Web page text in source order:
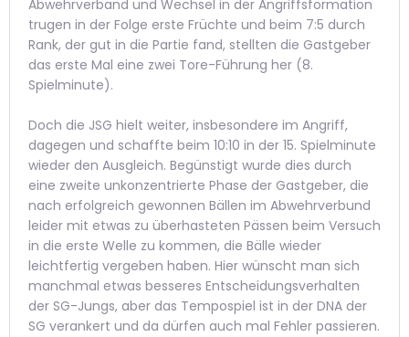
Abwehrverband und Wechsel in der Angriffsformation
trugen in der Folge erste Früchte und beim 7:5 durch
Rank, der gut in die Partie fand, stellten die Gastgeber
das erste Mal eine zwei Tore-Führung her (8.
Spielminute).
Doch die JSG hielt weiter, insbesondere im Angriff,
dagegen und schaffte beim 10:10 in der 15. Spielminute
wieder den Ausgleich. Begünstigt wurde dies durch
eine zweite unkonzentrierte Phase der Gastgeber, die
nach erfolgreich gewonnen Bällen im Abwehrverbund
leider mit etwas zu überhasteten Pässen beim Versuch
in die erste Welle zu kommen, die Bälle wieder
leichtfertig vergeben haben. Hier wünscht man sich
manchmal etwas besseres Entscheidungsverhalten
der SG-Jungs, aber das Tempospiel ist in der DNA der
SG verankert und da dürfen auch mal Fehler passieren.